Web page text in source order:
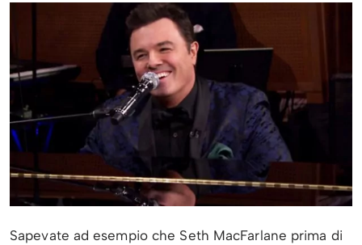
Sapevate ad esempio che Seth MacFarlane prima di